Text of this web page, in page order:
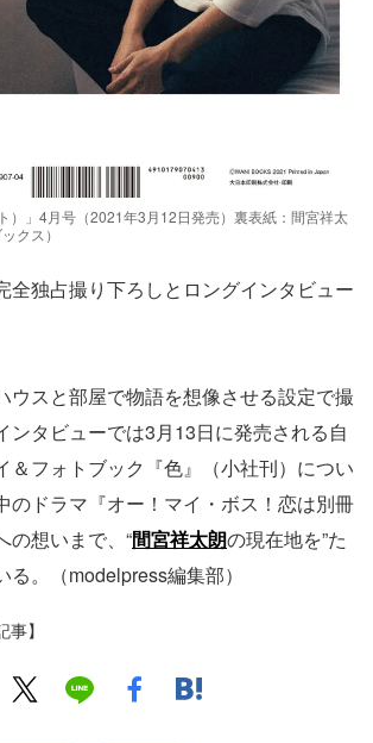
）」4月号（2021年3月12日発売）裏表紙：間宮祥太
クス）
全独占撮り下ろしとロングインタビュー
ウスと部屋で物語を想像させる設定で撮
ンタビューでは3月13日に発売される自
＆フォトブック『色』（小社刊）につい
のドラマ『オー！マイ・ボス！恋は別冊
の想いまで、“間宮祥太朗の現在地を”た
る。（modelpress編集部）
】